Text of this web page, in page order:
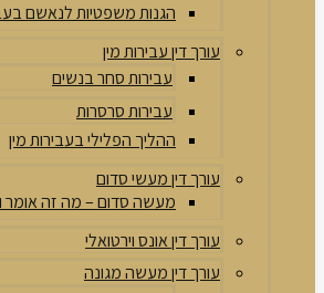
הגנות משפטיות לנאשם
עורך דין עבירות מין
עבירות סחר בנשים
עבירות סרסרות
ההליך הפלילי בעבירות מין
עורך דין מעשי סדום
מעשה סדום – מה זה אומר
עורך דין אונס וירטואלי
עורך דין מעשה מגונה